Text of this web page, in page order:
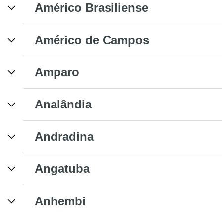
Américo Brasiliense
Américo de Campos
Amparo
Analândia
Andradina
Angatuba
Anhembi